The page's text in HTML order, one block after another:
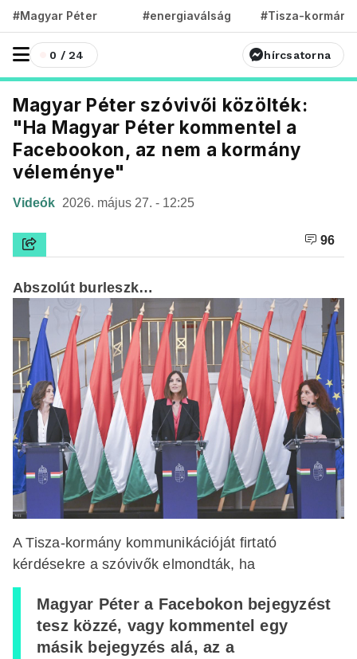
#Magyar Péter #energiaválság #Tisza-kormány
0 / 24 hírcsatorna
Magyar Péter szóvivői közölték:
"Ha Magyar Péter kommentel a
Facebookon, az nem a kormány
véleménye"
Videók 2026. május 27. - 12:25
96
Abszolút burleszk…
A Tisza-kormány kommunikációját firtató
kérdésekre a szóvivők elmondták, ha
Magyar Péter a Facebokon bejegyzést
tesz közzé, vagy kommentel egy
másik bejegyzés alá, az a